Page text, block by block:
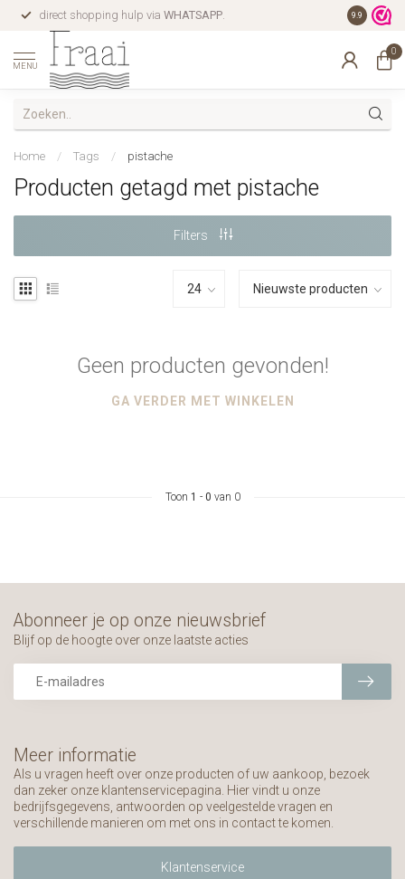
direct shopping hulp via WHATSAPP. gratis
9.9
MENU
0
Home / Tags / pistache
Producten getagd met pistache
Filters
Geen producten gevonden!
GA VERDER MET WINKELEN
Toon 1 - 0 van 0
Meer informatie
Als u vragen heeft over onze producten of uw aankoop, bezoek
dan zeker onze klantenservicepagina. Hier vindt u onze
bedrijfsgegevens, antwoorden op veelgestelde vragen en
verschillende manieren om met ons in contact te komen.
Klantenservice
Abonneer je op onze nieuwsbrief
Blijf op de hoogte over onze laatste acties